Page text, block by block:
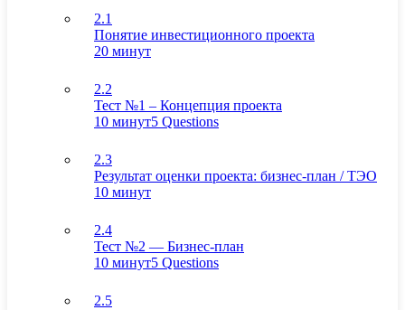
2.1
Понятие инвестиционного проекта
20 минут
2.2
Тест №1 – Концепция проекта
10 минут5 Questions
2.3
Результат оценки проекта: бизнес-план / ТЭО
10 минут
2.4
Тест №2 — Бизнес-план
10 минут5 Questions
2.5